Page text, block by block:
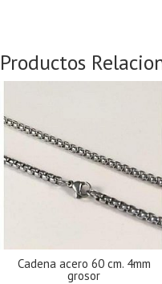
Productos
Cadena acero 60 cm. 4mm
grosor